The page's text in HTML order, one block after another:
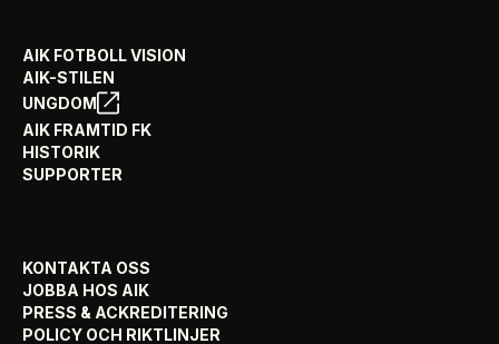
AIK FOTBOLL VISION
AIK-STILEN
UNGDOM
AIK FRAMTID FK
HISTORIK
SUPPORTER
KONTAKTA OSS
JOBBA HOS AIK
PRESS & ACKREDITERING
POLICY OCH RIKTLINJER